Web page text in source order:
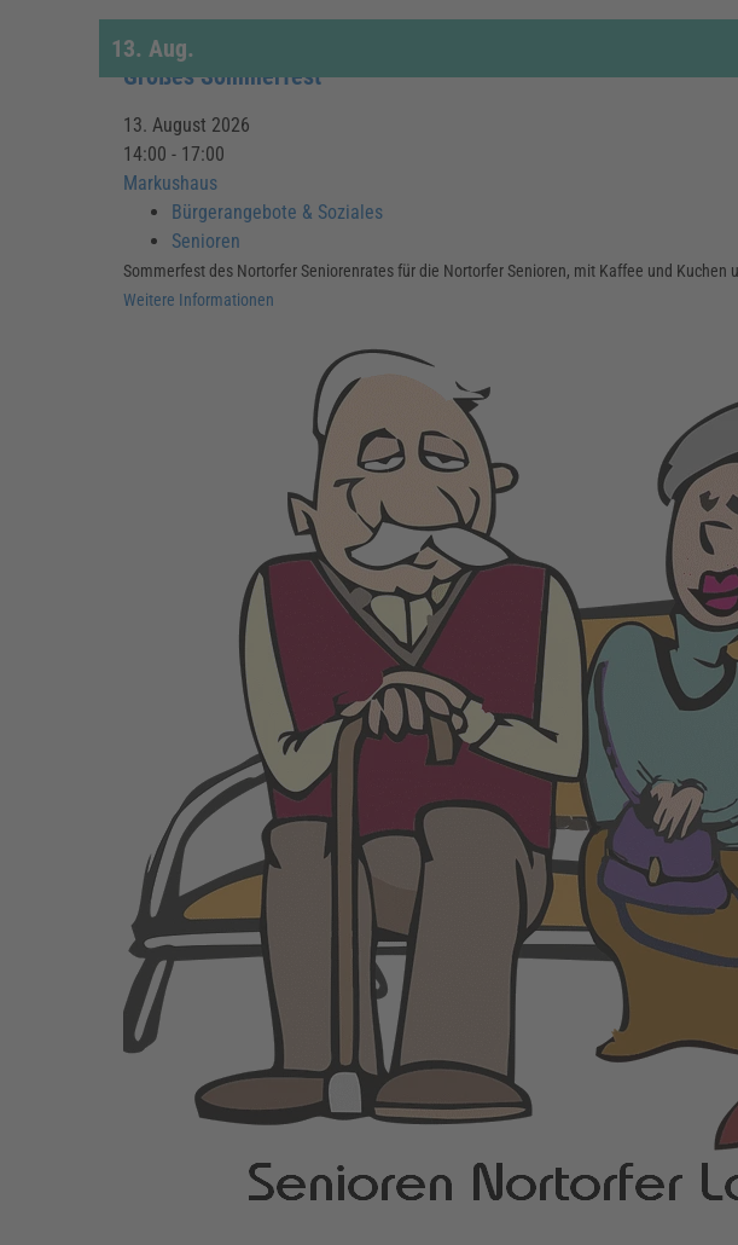
13. Aug.
Großes Sommerfest
13. August 2026
14:00 - 17:00
Markushaus
Bürgerangebote & Soziales
Senioren
Sommerfest des Nortorfer Seniorenrates für die Nortorfer Senioren, mit Kaffee und
Weitere Informationen